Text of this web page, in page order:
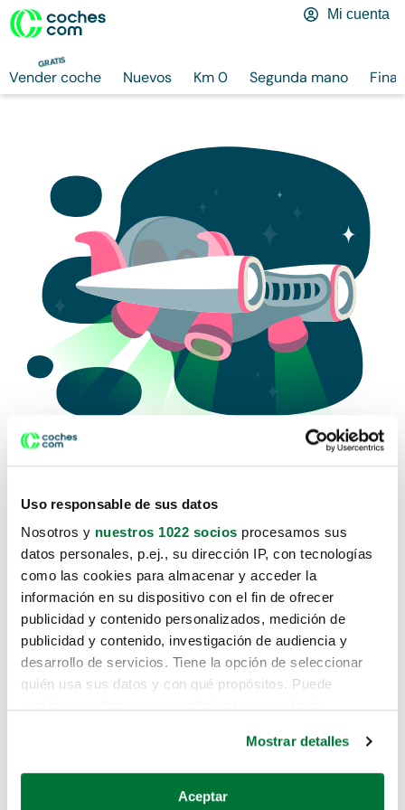
Uso responsable de sus datos
Nosotros y nuestros 1022 socios procesamos sus
datos personales, p.ej., su dirección IP, con tecnologías
como las cookies para almacenar y acceder la
información en su dispositivo con el fin de ofrecer
publicidad y contenido personalizados, medición de
publicidad y contenido, investigación de audiencia y
desarrollo de servicios. Tiene la opción de seleccionar
quién usa sus datos y con qué propósitos. Puede
Si lo permite, también quisiéramos:
Mostrar detalles
Aceptar
GRATIS
Vender coche Nuevos Km 0 Segunda mano
Mi cuenta
Lo sentimos, no sabemos como te
hemos traido hasta aquí.
Pero puedes encontrar el coche que
estás buscando en alguno de estos
enlaces:
Coches de segunda mano